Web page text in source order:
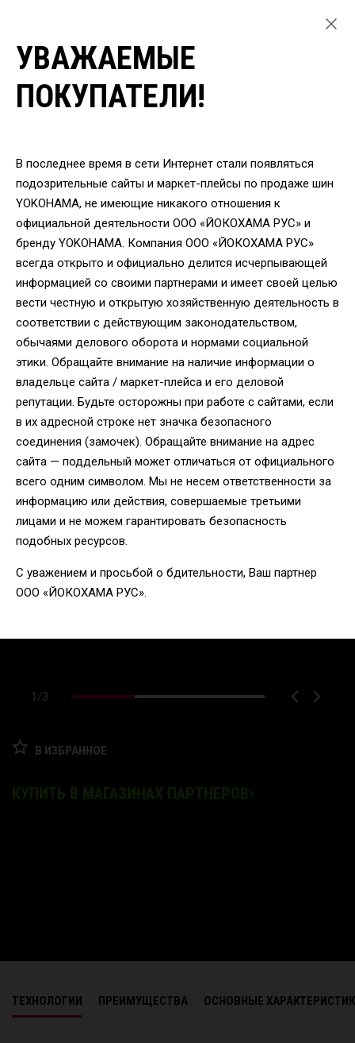
ЗИМНИЕ ШИНЫ YOKOHAMA ДЛЯ ЛЕГКОВЫХ АВТОМОБИЛЕЙ
ВЕРНУТЬСЯ
Шины Yokohama V905
215/55 R16 93H
1 /3
В ИЗБРАННОЕ
КУПИТЬ В МАГАЗИНАХ ПАРТНЕРОВ
ТЕХНОЛОГИИ ПРЕИМУЩЕСТВА ОСНОВНЫЕ
УВАЖАЕМЫЕ
ПОКУПАТЕЛИ!
В последнее время в сети Интернет стали появляться
подозрительные сайты и маркет-плейсы по продаже шин
YOKOHAMA, не имеющие никакого отношения к
официальной деятельности ООО «ЙОКОХАМА РУС» и
бренду YOKOHAMA. Компания ООО «ЙОКОХАМА РУС»
всегда открыто и официально делится исчерпывающей
информацией со своими партнерами и имеет своей целью
вести честную и открытую хозяйственную деятельность в
соответствии с действующим законодательством,
обычаями делового оборота и нормами социальной
этики. Обращайте внимание на наличие информации о
владельце сайта / маркет-плейса и его деловой
репутации. Будьте осторожны при работе с сайтами, если
в их адресной строке нет значка безопасного
соединения (замочек). Обращайте внимание на адрес
сайта — поддельный может отличаться от официального
всего одним символом. Мы не несем ответственности за
информацию или действия, совершаемые третьими
лицами и не можем гарантировать безопасность
подобных ресурсов.
С уважением и просьбой о бдительности, Ваш партнер
ООО «ЙОКОХАМА РУС».